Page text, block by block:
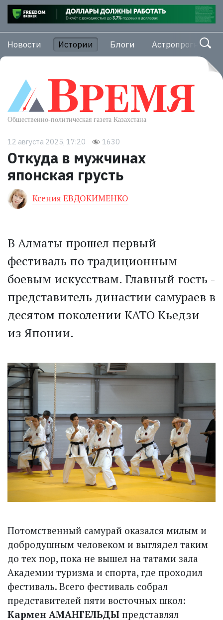
Новости Истории Блоги Астропрогноз
12 августа 2025, 17:20 1630
Откуда в мужчинах
японская грусть
Ксения ЕВДОКИМЕНКО
В Алматы прошел первый
фестиваль по традиционным
боевым искусствам. Главный гость -
представитель династии самураев в
десятом поколении КАТО Кьедзи
из Японии.
Потомственный самурай оказался милым и
добродушным человеком и выглядел таким
до тех пор, пока не вышел на татами зала
Академии туризма и спорта, где проходил
фестиваль. Всего фестиваль собрал
представителей пяти восточных школ:
Кармен АМАНГЕЛЬДЫ представлял